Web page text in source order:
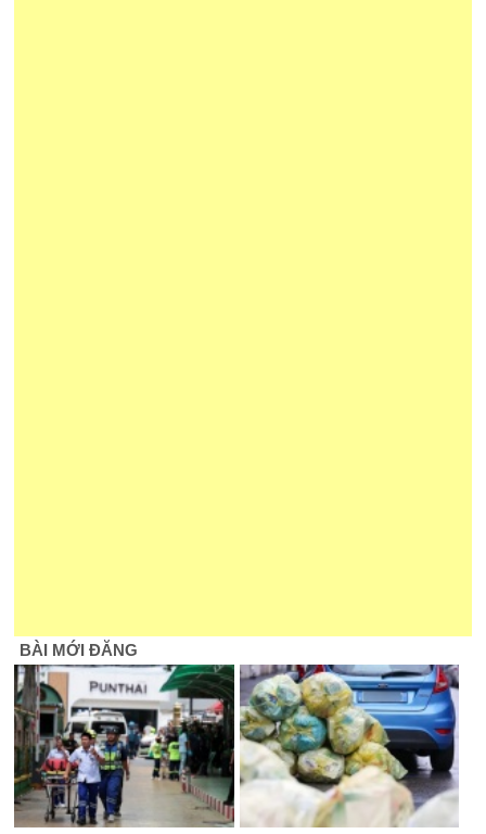
BÀI MỚI ĐĂNG